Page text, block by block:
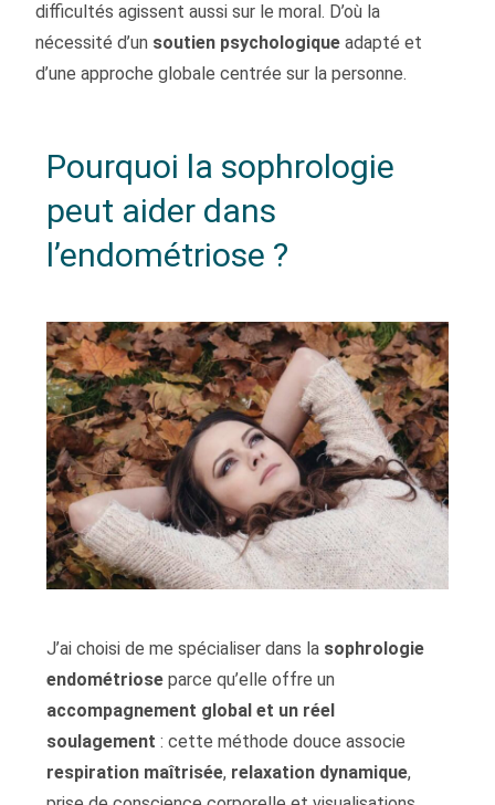
difficultés agissent aussi sur le moral. D’où la
nécessité d’un soutien psychologique adapté et
d’une approche globale centrée sur la personne.
Pourquoi la sophrologie
peut aider dans
l’endométriose ?
J’ai choisi de me spécialiser dans la sophrologie
endométriose parce qu’elle offre un
accompagnement global et un réel
soulagement : cette méthode douce associe
respiration maîtrisée, relaxation dynamique,